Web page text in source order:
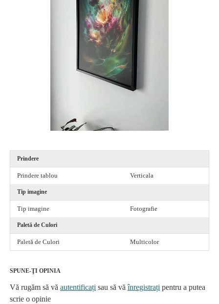
Prindere
Prindere tablou Verticala
Tip imagine
Tip imagine Fotografie
Paletă de Culori
Paletă de Culori Multicolor
SPUNE-ŢI OPINIA
Vă rugăm să vă autentificați sau să văînregistrați pentru a putea
scrie o opinie